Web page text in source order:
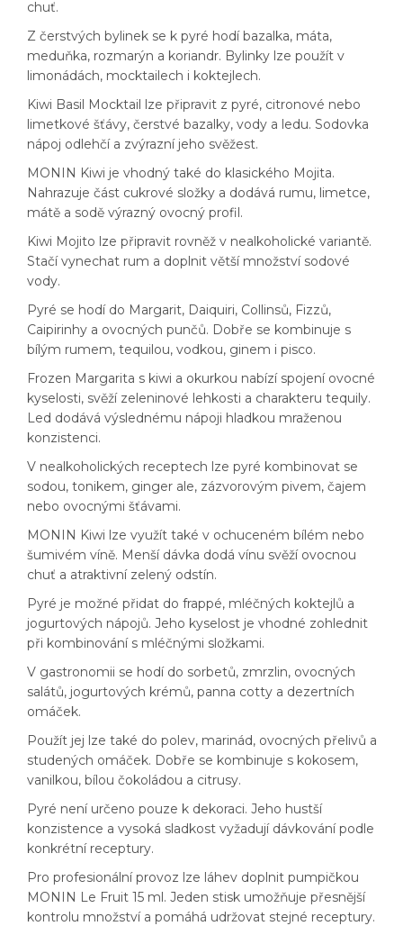
chuť.
Z čerstvých bylinek se k pyré hodí bazalka, máta,
meduňka, rozmarýn a koriandr. Bylinky lze použít v
limonádách, mocktailech i koktejlech.
Kiwi Basil Mocktail lze připravit z pyré, citronové nebo
limetkové šťávy, čerstvé bazalky, vody a ledu. Sodovka
nápoj odlehčí a zvýrazní jeho svěžest.
MONIN Kiwi je vhodný také do klasického Mojita.
Nahrazuje část cukrové složky a dodává rumu, limetce,
mátě a sodě výrazný ovocný profil.
Kiwi Mojito lze připravit rovněž v nealkoholické variantě.
Stačí vynechat rum a doplnit větší množství sodové
vody.
Pyré se hodí do Margarit, Daiquiri, Collinsů, Fizzů,
Caipirinhy a ovocných punčů. Dobře se kombinuje s
bílým rumem, tequilou, vodkou, ginem i pisco.
Frozen Margarita s kiwi a okurkou nabízí spojení ovocné
kyselosti, svěží zeleninové lehkosti a charakteru tequily.
Led dodává výslednému nápoji hladkou mraženou
konzistenci.
V nealkoholických receptech lze pyré kombinovat se
sodou, tonikem, ginger ale, zázvorovým pivem, čajem
nebo ovocnými šťávami.
MONIN Kiwi lze využít také v ochuceném bílém nebo
šumivém víně. Menší dávka dodá vínu svěží ovocnou
chuť a atraktivní zelený odstín.
Pyré je možné přidat do frappé, mléčných koktejlů a
jogurtových nápojů. Jeho kyselost je vhodné zohlednit
při kombinování s mléčnými složkami.
V gastronomii se hodí do sorbetů, zmrzlin, ovocných
salátů, jogurtových krémů, panna cotty a dezertních
omáček.
Použít jej lze také do polev, marinád, ovocných přelivů a
studených omáček. Dobře se kombinuje s kokosem,
vanilkou, bílou čokoládou a citrusy.
Pyré není určeno pouze k dekoraci. Jeho hustší
konzistence a vysoká sladkost vyžadují dávkování podle
konkrétní receptury.
Pro profesionální provoz lze láhev doplnit pumpičkou
MONIN Le Fruit 15 ml. Jeden stisk umožňuje přesnější
kontrolu množství a pomáhá udržovat stejné receptury.